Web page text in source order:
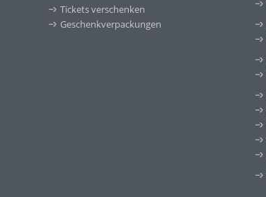
Tickets verschenken
Geschenkverpackungen